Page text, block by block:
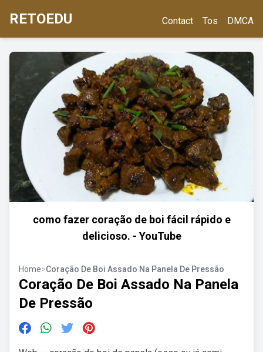
RETOEDU Contact Tos DMCA
como fazer coração de boi fácil rápido e
delicioso. - YouTube
Home>Coração De Boi Assado Na Panela De Pressão
Coração De Boi Assado Na Panela
De Pressão